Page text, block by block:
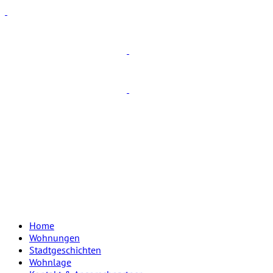
Home
Wohnungen
Stadtgeschichten
Wohnlage